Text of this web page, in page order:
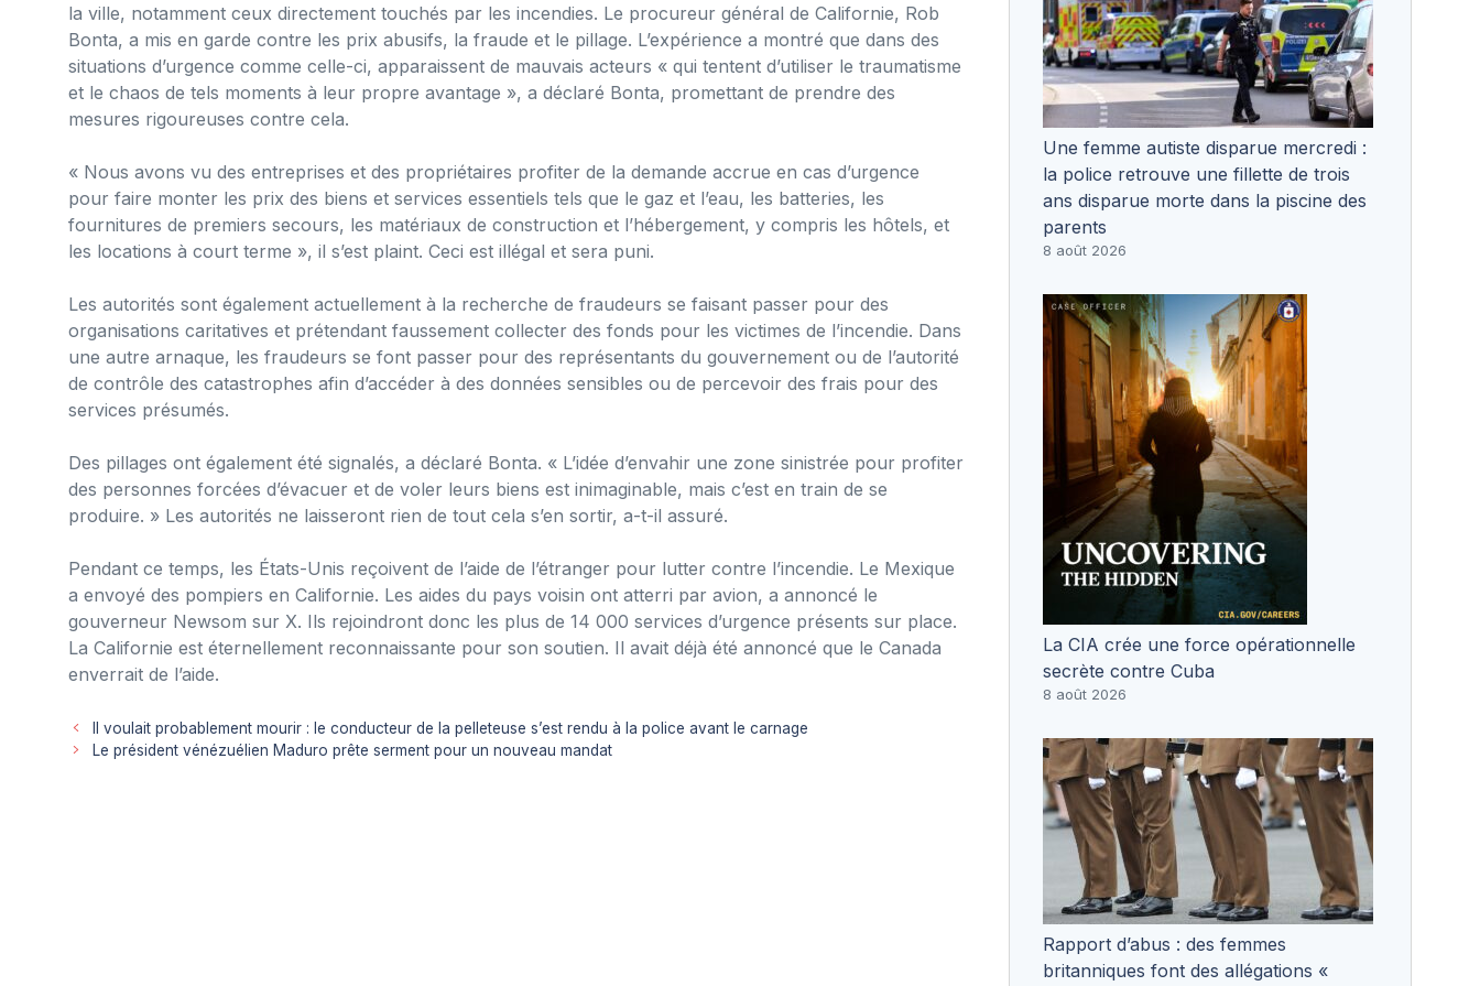
la ville, notamment ceux directement touchés par les incendies. Le procureur général de Californie, Rob
Bonta, a mis en garde contre les prix abusifs, la fraude et le pillage. L’expérience a montré que dans des
situations d’urgence comme celle-ci, apparaissent de mauvais acteurs « qui tentent d’utiliser le traumatisme
et le chaos de tels moments à leur propre avantage », a déclaré Bonta, promettant de prendre des
mesures rigoureuses contre cela.
« Nous avons vu des entreprises et des propriétaires profiter de la demande accrue en cas d’urgence
pour faire monter les prix des biens et services essentiels tels que le gaz et l’eau, les batteries, les
fournitures de premiers secours, les matériaux de construction et l’hébergement, y compris les hôtels, et
les locations à court terme », il s’est plaint. Ceci est illégal et sera puni.
Les autorités sont également actuellement à la recherche de fraudeurs se faisant passer pour des
organisations caritatives et prétendant faussement collecter des fonds pour les victimes de l’incendie. Dans
une autre arnaque, les fraudeurs se font passer pour des représentants du gouvernement ou de l’autorité
de contrôle des catastrophes afin d’accéder à des données sensibles ou de percevoir des frais pour des
services présumés.
Des pillages ont également été signalés, a déclaré Bonta. « L’idée d’envahir une zone sinistrée pour profiter
des personnes forcées d’évacuer et de voler leurs biens est inimaginable, mais c’est en train de se
produire. » Les autorités ne laisseront rien de tout cela s’en sortir, a-t-il assuré.
Pendant ce temps, les États-Unis reçoivent de l’aide de l’étranger pour lutter contre l’incendie. Le Mexique
a envoyé des pompiers en Californie. Les aides du pays voisin ont atterri par avion, a annoncé le
gouverneur Newsom sur X. Ils rejoindront donc les plus de 14 000 services d’urgence présents sur place.
La Californie est éternellement reconnaissante pour son soutien. Il avait déjà été annoncé que le Canada
enverrait de l’aide.
Il voulait probablement mourir : le conducteur de la pelleteuse s’est rendu à la police avant le carnage
Le président vénézuélien Maduro prête serment pour un nouveau mandat
Une femme autiste disparue mercredi :
la police retrouve une fillette de trois
ans disparue morte dans la piscine des
parents
8 août 2026
La CIA crée une force opérationnelle
secrète contre Cuba
8 août 2026
Rapport d’abus : des femmes
britanniques font des allégations «